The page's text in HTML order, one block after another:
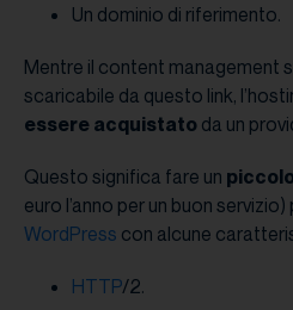
Un dominio di riferimento.
Mentre il content management
scaricabile da questo link,
essere acquistato da un
Questo significa fare un
euro l’anno per un buon servizio)
WordPress con alcune
HTTP/2.